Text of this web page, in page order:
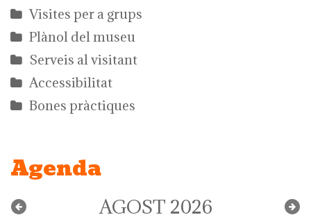
Visites per a grups
Plànol del museu
Serveis al visitant
Accessibilitat
Bones pràctiques
Agenda
AGOST 2026